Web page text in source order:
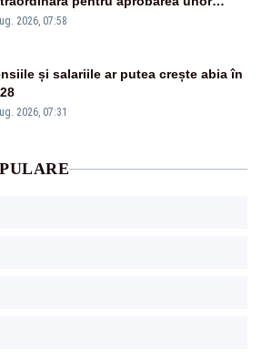
din PNRR
2026, 07:58
și salariile ar putea crește abia în
2026, 07:31